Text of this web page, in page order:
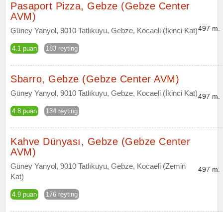
Pasaport Pizza, Gebze (Gebze Center
AVM)
Güney Yanyol, 9010 Tatlıkuyu, Gebze, Kocaeli (İkinci Kat)
4.1 puan 183 reyting
497 m.
Sbarro, Gebze (Gebze Center AVM)
Güney Yanyol, 9010 Tatlıkuyu, Gebze, Kocaeli (İkinci Kat)
4.8 puan 134 reyting
497 m.
Kahve Dünyası, Gebze (Gebze Center
AVM)
Güney Yanyol, 9010 Tatlıkuyu, Gebze, Kocaeli (Zemin
Kat)
4.9 puan 176 reyting
497 m.